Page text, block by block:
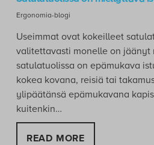
Ergonomia-blogi
Useimmat ovat kokeilleet
valitettavasti monelle on jäänyt
satulatuolissa on epämukava
kokea kovana, reisiä tai
ylipäätänsä epämukavana
kuitenkin…
READ MORE